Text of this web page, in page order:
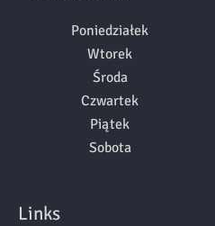
Poniedziałek
Wtorek
Środa
Czwartek
Piątek
Sobota
Links